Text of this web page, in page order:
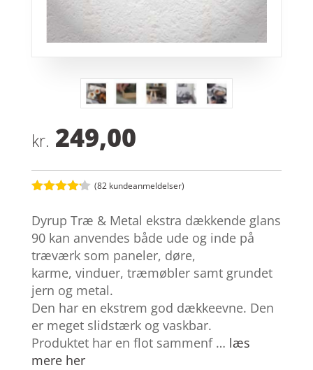
kr. 249,00
ud af 5
baseret
på
kundebedø
mmelser
(82 kundeanmeldelser)
Dyrup Træ & Metal ekstra dækkende glans
90 kan anvendes både ude og inde på
træværk som paneler, døre,
karme, vinduer, træmøbler samt grundet
jern og metal.
Den har en ekstrem god dækkeevne. Den
er meget slidstærk og vaskbar.
Produktet har en flot sammenf … læs
mere her